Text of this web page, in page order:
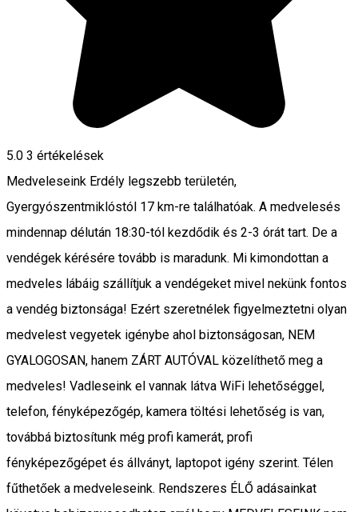
5.0 3 értékelések
Medveleseink Erdély legszebb területén,
Gyergyószentmiklóstól 17 km-re találhatóak. A medvelesés
mindennap délután 18:30-tól kezdődik és 2-3 órát tart. De a
vendégek kérésére tovább is maradunk. Mi kimondottan a
medveles lábáig szállítjuk a vendégeket mivel nekünk fontos
a vendég biztonsága! Ezért szeretnélek figyelmeztetni olyan
medvelest vegyetek igénybe ahol biztonságosan, NEM
GYALOGOSAN, hanem ZÁRT AUTÓVAL közelíthető meg a
medveles! Vadleseink el vannak látva WiFi lehetőséggel,
telefon, fényképezőgép, kamera töltési lehetőség is van,
továbbá biztosítunk még profi kamerát, profi
fényképezőgépet és állványt, laptopot igény szerint. Télen
fűthetőek a medveleseink. Rendszeres ÉLŐ adásainkat